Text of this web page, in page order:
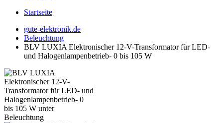
Startseite
gute-elektronik.de
Beleuchtung
BLV LUXIA Elektronischer 12-V-Transformator für LED-
und Halogenlampenbetrieb- 0 bis 105 W